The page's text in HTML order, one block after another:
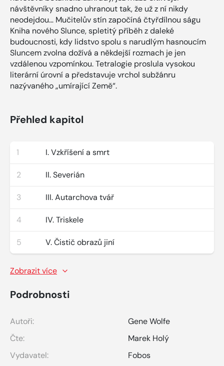
návštěvníky snadno uhranout tak, že už z ní nikdy
neodejdou… Mučitelův stín započíná čtyřdílnou ságu
Kniha nového Slunce, spletitý příběh z daleké
budoucnosti, kdy lidstvo spolu s narudlým hasnoucím
Sluncem zvolna dožívá a někdejší rozmach je jen
vzdálenou vzpomínkou. Tetralogie proslula vysokou
literární úrovní a představuje vrchol subžánru
nazývaného „umírající Země“.
Přehled kapitol
1 I. Vzkříšení a smrt
2 II. Severián
3 III. Autarchova tvář
4 IV. Triskele
5 V. Čistič obrazů jiní
Zobrazit více
Podrobnosti
Autoři:
Gene Wolfe
Čte:
Marek Holý
Vydavatel:
Fobos